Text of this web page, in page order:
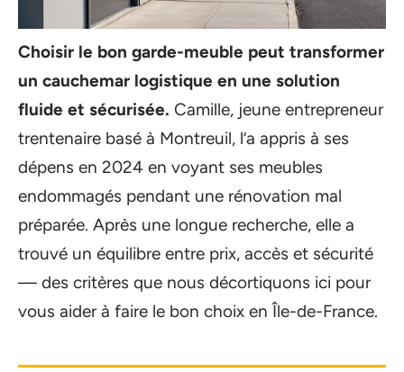
Choisir le bon garde-meuble peut transformer
un cauchemar logistique en une solution
fluide et sécurisée. Camille, jeune entrepreneur
trentenaire basé à Montreuil, l’a appris à ses
dépens en 2024 en voyant ses meubles
endommagés pendant une rénovation mal
préparée. Après une longue recherche, elle a
trouvé un équilibre entre prix, accès et sécurité
— des critères que nous décortiquons ici pour
vous aider à faire le bon choix en Île-de-France.